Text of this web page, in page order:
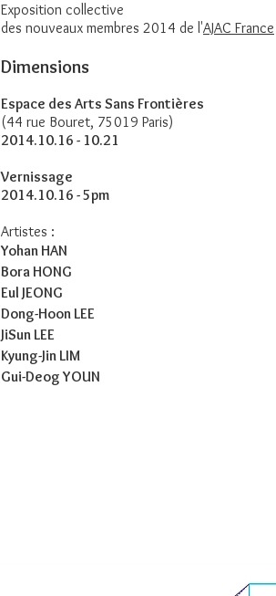
Exposition collective
des nouveaux membres 2014 de l'AJAC France
Dimensions
Espace des Arts Sans Frontières
(44 rue Bouret, 75019 Paris)
2014.10.16 - 10.21
Vernissage
2014.10.16 - 5pm
Artistes :
Yohan HAN
Bora HONG
Eul JEONG
Dong-Hoon LEE
JiSun LEE
Kyung-Jin LIM
Gui-Deog YOUN